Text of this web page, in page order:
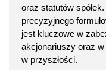
oraz statutów
precyzyjnego
jest kluczowe w
akcjonariuszy oraz
w przyszłości.